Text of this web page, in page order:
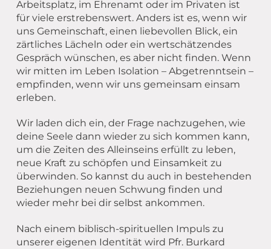
Arbeitsplatz, im Ehrenamt oder im Privaten ist
für viele erstrebenswert. Anders ist es, wenn wir
uns Gemeinschaft, einen liebevollen Blick, ein
zärtliches Lächeln oder ein wertschätzendes
Gespräch wünschen, es aber nicht finden. Wenn
wir mitten im Leben Isolation – Abgetrenntsein –
empfinden, wenn wir uns gemeinsam einsam
erleben.
Wir laden dich ein, der Frage nachzugehen, wie
deine Seele dann wieder zu sich kommen kann,
um die Zeiten des Alleinseins erfüllt zu leben,
neue Kraft zu schöpfen und Einsamkeit zu
überwinden. So kannst du auch in bestehenden
Beziehungen neuen Schwung finden und
wieder mehr bei dir selbst ankommen.
Nach einem biblisch-spirituellen Impuls zu
unserer eigenen Identität wird Pfr. Burkard